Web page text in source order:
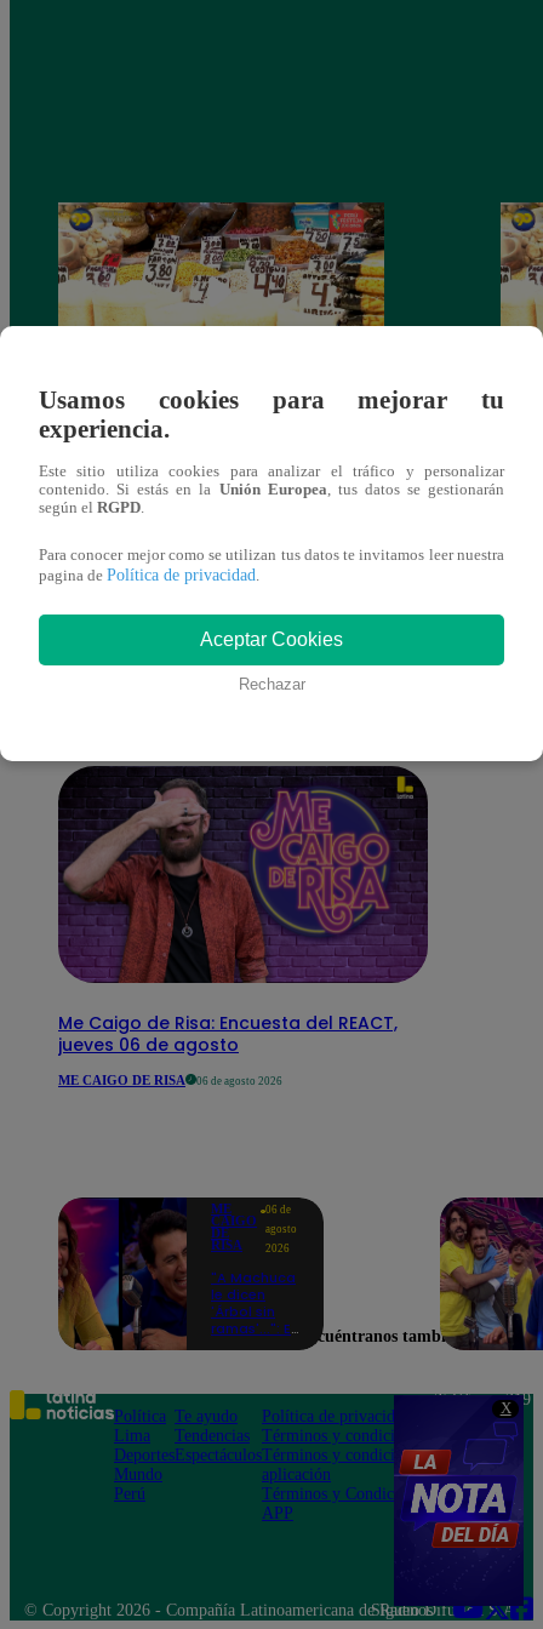
X
Mujeres al Mando – Viernes 25 de febrero
También te puede
interesar
Me Caigo de Risa: Encuesta del REACT,
jueves 06 de agosto
ME CAIGO DE RISA 06 de agosto 2026
ME
CAIGO
DE
RISA
06 de
agosto
2026
"A Machuca
le dicen
'Árbol sin
ramas'...": El
hizo
explotar de
risa a todos
Usamos cookies para mejorar tu
experiencia.
Este sitio utiliza cookies para analizar el tráfico y personalizar
contenido. Si estás en la Unión Europea, tus datos se gestionarán
según el RGPD.
Para conocer mejor como se utilizan tus datos te invitamos leer nuestra
pagina de Política de privacidad.
Aceptar Cookies
Rechazar
Encuéntranos también en
Política
Lima
Deportes
Mundo
Perú
Te ayudo
Tendencias
Espectáculos
Política de privacidad
Términos y condiciones
Términos y condiciones
aplicación
Términos y Condiciones
APP
Teléfono: 219
Av. San
Felipe 968
Jesús María
© Copyright 2026 - Compañía Latinoamericana de Radio Difusión S.A.
Síguenos